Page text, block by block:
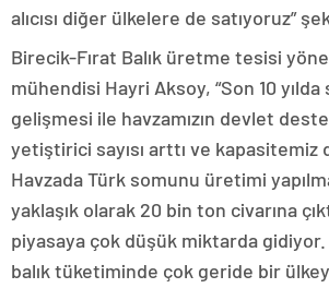
alıcısı diğer ülkelere de satıyoruz”
Birecik-Fırat Balık üretme tesisi
mühendisi Hayri Aksoy, “Son 10
gelişmesi ile havzamızın devlet
yetiştirici sayısı arttı ve kapasitemiz
Havzada Türk somunu üretimi
yaklaşık olarak 20 bin ton civarına
piyasaya çok düşük miktarda
balık tüketiminde çok geride bir